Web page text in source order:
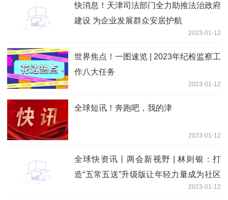
快消息！天津司法部门全力助推法治政府
建设 为企业发展群众安居护航
2023-01-12
世界焦点！一图速览 | 2023年纪检监察工
作八大任务
2023-01-12
全球短讯！奔跑吧，我的津
2023-01-12
全球快资讯丨两会新视野 | 林则银：打
造“五常五送”升级版让年轻力量成为社区
2023-01-12